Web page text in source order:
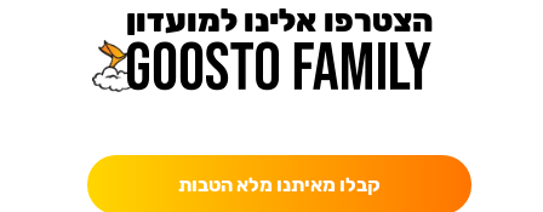
הצטרפו אלינו למועדון
קבלו מאיתנו מלא הטבות